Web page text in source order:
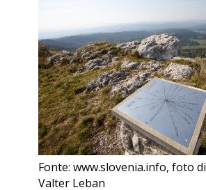
Fonte: www.slovenia.info, foto di
Valter Leban